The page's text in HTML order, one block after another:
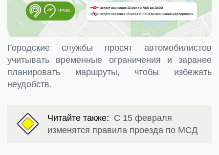
Городские службы просят автомобилистов
учитывать временные ограничения и заранее
планировать маршруты, чтобы избежать
неудобств.
Читайте также: С 15 февраля
изменятся правила проезда по МСД